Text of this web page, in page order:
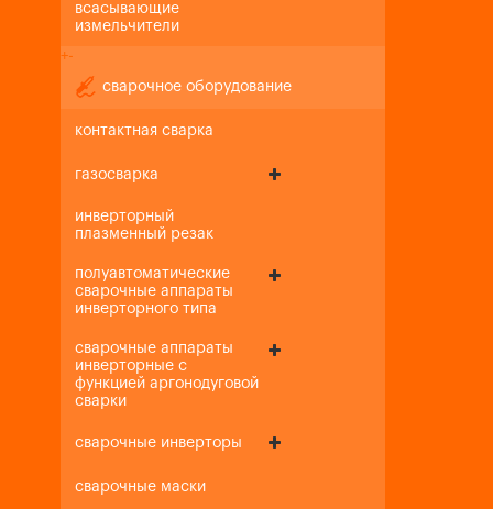
всасывающие
измельчители
+-
сварочное оборудование
контактная сварка
газосварка
инверторный
плазменный резак
полуавтоматические
сварочные аппараты
инверторного типа
сварочные аппараты
инверторные с
функцией аргонодуговой
сварки
сварочные инверторы
сварочные маски